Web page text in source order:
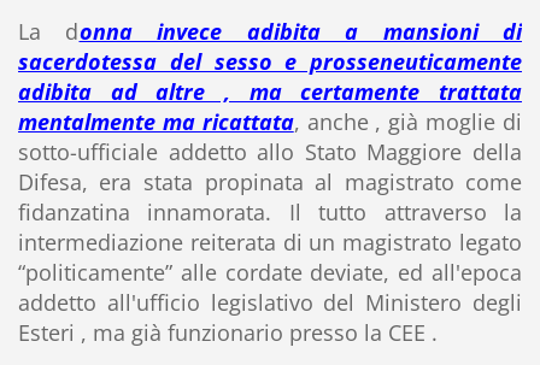
La donna invece adibita a mansioni di
sacerdotessa del sesso e prosseneuticamente
adibita ad altre , ma certamente trattata
mentalmente ma ricattata, anche , già moglie di
sotto-ufficiale addetto allo Stato Maggiore della
Difesa, era stata propinata al magistrato come
fidanzatina innamorata. Il tutto attraverso la
intermediazione reiterata di un magistrato legato
“politicamente” alle cordate deviate, ed all'epoca
addetto all'ufficio legislativo del Ministero degli
Esteri , ma già funzionario presso la CEE .